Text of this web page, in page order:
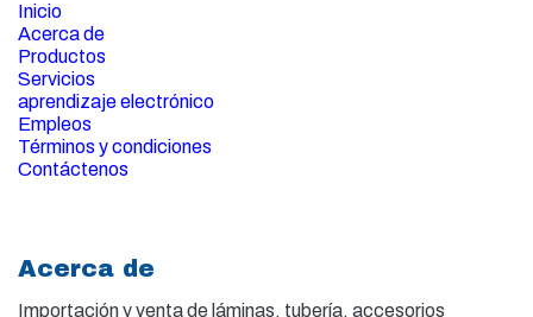
Inicio
Acerca de
Productos
Servicios
aprendizaje electrónico
Empleos
Términos y condiciones
Contáctenos
Acerca de
Importación y venta de láminas, tubería, accesorios